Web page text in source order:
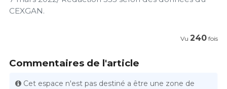
CEXGAN.
Vu 240 fois
Commentaires de l'article
Cet espace n'est pas destiné a être une zone de